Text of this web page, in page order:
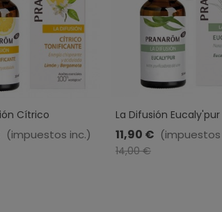
Cítrico
BIO · Pranarom
(impuestos inc.)
La Difusión Eucaly'pur
Pranarom · 30ml
11,90 € (impuestos
14,00 €